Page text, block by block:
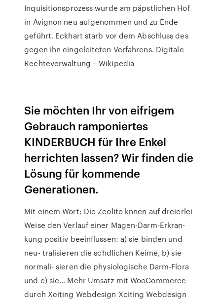
Inquisitionsprozess wurde am päpstlichen Hof
in Avignon neu aufgenommen und zu Ende
geführt. Eckhart starb vor dem Abschluss des
gegen ihn eingeleiteten Verfahrens. Digitale
Rechteverwaltung – Wikipedia
Sie möchten Ihr von eifrigem
Gebrauch ramponiertes
KINDERBUCH für Ihre Enkel
herrichten lassen? Wir finden die
Lösung für kommende
Generationen.
Mit einem Wort: Die Zeolite knnen auf dreierlei
Weise den Verlauf einer Magen-Darm-Erkran-
kung positiv beeinflussen: a) sie binden und
neu- tralisieren die schdlichen Keime, b) sie
normali- sieren die physiologische Darm-Flora
und c) sie… Mehr Umsatz mit WooCommerce
durch Xciting Webdesign Xciting Webdesign